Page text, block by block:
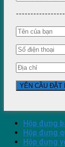
Hộp đựng
Hộp đựng
Hộp đựng